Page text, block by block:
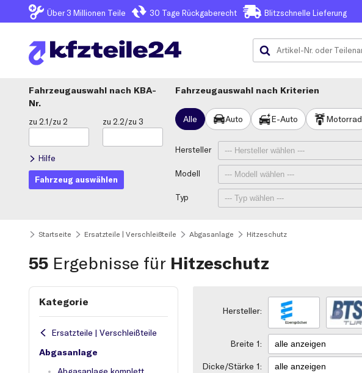
Über 3 Millionen Teile 30 Tage Rückgaberecht Blitzschnelle Lieferung
Fahrzeugauswahl
KBA-
Nr.
zu 2.1/zu 2 zu 2.2/zu 3
Hilfe
Fahrzeug auswählen
Fahrzeugauswahl nach Kriterien
Alle Auto E-Auto Motorrad
Hersteller
Modell
Typ
Startseite Ersatzteile | Verschleißteile Abgasanlage Hitzeschutz
55 Ergebnisse für Hitzeschutz
Kategorie
Ersatzteile | Verschleißteile
Abgasanlage
Hersteller:
Breite 1:
Dicke/Stärke 1: